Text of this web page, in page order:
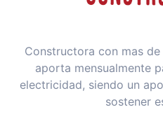
Constructora con mas
aporta mensualmente
electricidad, siendo un
sostener